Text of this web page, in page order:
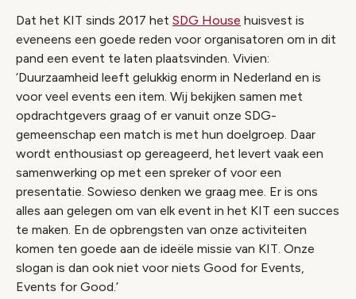
Dat het KIT sinds 2017 het SDG House huisvest is
eveneens een goede reden voor organisatoren om in dit
pand een event te laten plaatsvinden. Vivien:
‘Duurzaamheid leeft gelukkig enorm in Nederland en is
voor veel events een item. Wij bekijken samen met
opdrachtgevers graag of er vanuit onze SDG-
gemeenschap een match is met hun doelgroep. Daar
wordt enthousiast op gereageerd, het levert vaak een
samenwerking op met een spreker of voor een
presentatie. Sowieso denken we graag mee. Er is ons
alles aan gelegen om van elk event in het KIT een succes
te maken. En de opbrengsten van onze activiteiten
komen ten goede aan de ideële missie van KIT. Onze
slogan is dan ook niet voor niets Good for Events,
Events for Good.’